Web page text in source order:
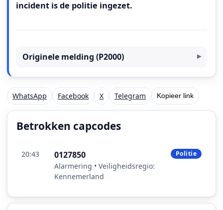
incident is de politie ingezet.
Originele melding (P2000)
WhatsApp Facebook X Telegram Kopieer link
Betrokken capcodes
20:43 0127850
Alarmering • Veiligheidsregio:
Kennemerland
Politie